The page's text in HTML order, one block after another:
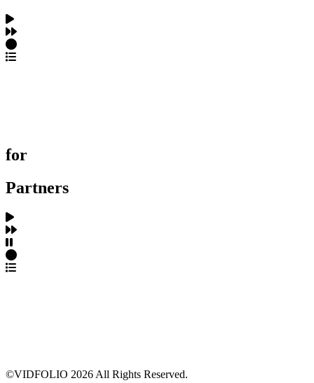
for
Partners
©VIDFOLIO 2026 All Rights Reserved.